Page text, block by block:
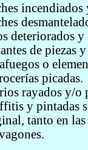
deteriorados
de piezas
o
picadas.
rayados y/o
y pintadas
tanto en